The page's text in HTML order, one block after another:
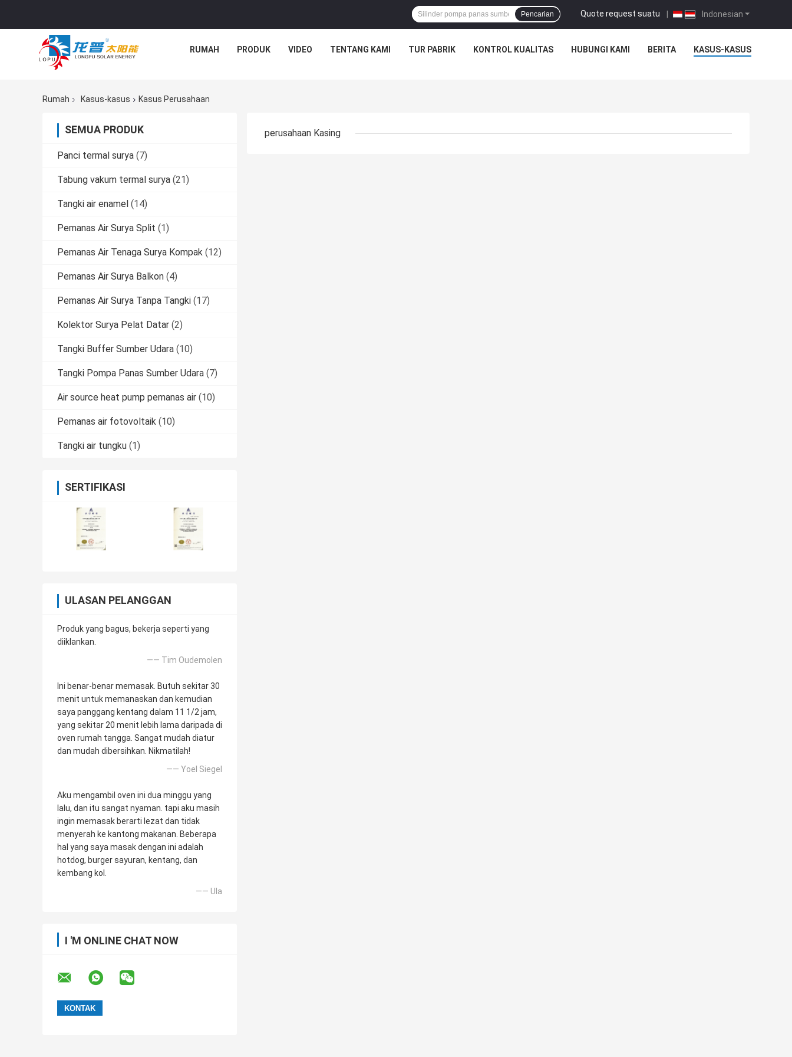
Indonesian
Quote request suatu |
Pencarian
RUMAH PRODUK VIDEO TENTANG KAMI TUR PABRIK KONTROL KUALITAS HUBUNGI KAMI BERITA KASUS-KASUS
Rumah Kasus-kasus Kasus Perusahaan
SEMUA PRODUK
Panci termal surya (7)
Tabung vakum termal surya (21)
Tangki air enamel (14)
Pemanas Air Surya Split (1)
Pemanas Air Tenaga Surya Kompak (12)
Pemanas Air Surya Balkon (4)
Pemanas Air Surya Tanpa Tangki (17)
Kolektor Surya Pelat Datar (2)
Tangki Buffer Sumber Udara (10)
Tangki Pompa Panas Sumber Udara (7)
Air source heat pump pemanas air (10)
Pemanas air fotovoltaik (10)
Tangki air tungku (1)
SERTIFIKASI
ULASAN PELANGGAN
Produk yang bagus, bekerja seperti yang
diiklankan.
—— Tim Oudemolen
Ini benar-benar memasak. Butuh sekitar 30
menit untuk memanaskan dan kemudian
saya panggang kentang dalam 11 1/2 jam,
yang sekitar 20 menit lebih lama daripada di
oven rumah tangga. Sangat mudah diatur
dan mudah dibersihkan. Nikmatilah!
—— Yoel Siegel
Aku mengambil oven ini dua minggu yang
lalu, dan itu sangat nyaman. tapi aku masih
ingin memasak berarti lezat dan tidak
menyerah ke kantong makanan. Beberapa
hal yang saya masak dengan ini adalah
hotdog, burger sayuran, kentang, dan
kembang kol.
—— Ula
I 'M ONLINE CHAT NOW
perusahaan Kasing